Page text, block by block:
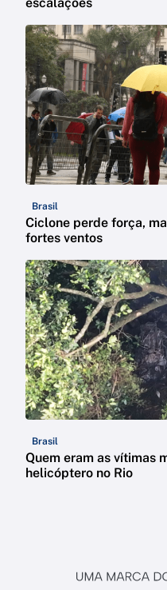
escalações
Brasil
Ciclone perde força,
fortes ventos
Brasil
Quem eram as vítimas
helicóptero no Rio